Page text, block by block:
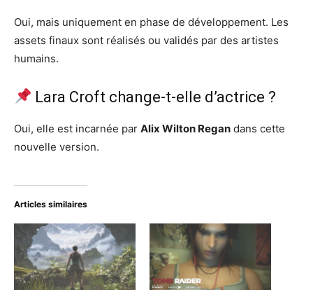
Oui, mais uniquement en phase de développement. Les
assets finaux sont réalisés ou validés par des artistes
humains.
Lara Croft change-t-elle d’actrice ?
Oui, elle est incarnée par Alix Wilton Regan dans cette
nouvelle version.
Articles similaires